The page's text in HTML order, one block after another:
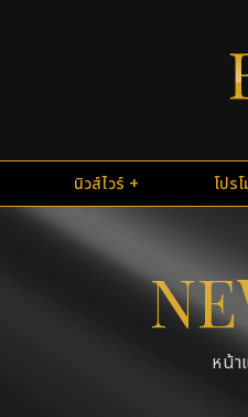
นิวส์ไวร์ โปร
หน้า